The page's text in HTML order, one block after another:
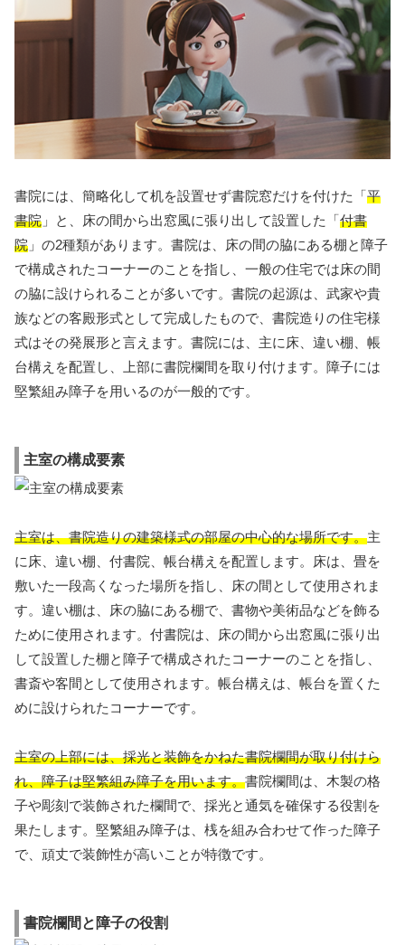
書院には、簡略化して机を設置せず書院窓だけを付けた「平
書院 」と、床の間から出窓風に張り出して設置した「付書
院 」の2種類があります。書院は、床の間の脇にある棚と障子
で構成されたコーナーのことを指し、一般の住宅では床の間
の脇に設けられることが多いです。書院の起源は、武家や貴
族などの客殿形式として完成したもので、書院造りの住宅様
式はその発展形と言えます。書院には、主に床、違い棚、帳
台構えを配置し、上部に書院欄間を取り付けます。障子には
堅繁組み障子を用いるのが一般的です。
主室の構成要素
主室は、書院造りの建築様式の部屋の中心的な場所です。主
に床、違い棚、付書院、帳台構えを配置します。床は、畳を
敷いた一段高くなった場所を指し、床の間として使用されま
す。違い棚は、床の脇にある棚で、書物や美術品などを飾る
ために使用されます。付書院は、床の間から出窓風に張り出
して設置した棚と障子で構成されたコーナーのことを指し、
書斎や客間として使用されます。帳台構えは、帳台を置くた
めに設けられたコーナーです。
主室の上部には、採光と装飾をかねた書院欄間が取り付けら
れ、障子は堅繁組み障子を用います。書院欄間は、木製の格
子や彫刻で装飾された欄間で、採光と通気を確保する役割を
果たします。堅繁組み障子は、桟を組み合わせて作った障子
で、頑丈で装飾性が高いことが特徴です。
書院欄間と障子の役割